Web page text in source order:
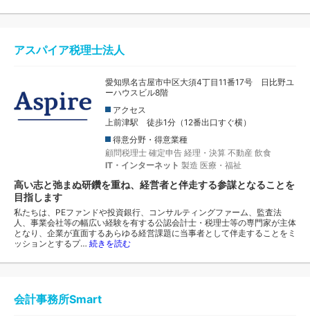
アスパイア税理士法人
愛知県名古屋市中区大須4丁目11番17号 日比野ユ
ーハウスビル8階
アクセス
上前津駅 徒歩1分（12番出口すぐ横）
得意分野・得意業種
顧問税理士 確定申告 経理・決算 不動産 飲食
IT・インターネット 製造 医療・福祉
高い志と弛まぬ研鑽を重ね、経営者と伴走する参謀となることを
目指します
私たちは、PEファンドや投資銀行、コンサルティングファーム、監査法
人、事業会社等の幅広い経験を有する公認会計士・税理士等の専門家が主体
となり、企業が直面するあらゆる経営課題に当事者として伴走することをミ
ッションとするプ… 続きを読む
会計事務所Smart